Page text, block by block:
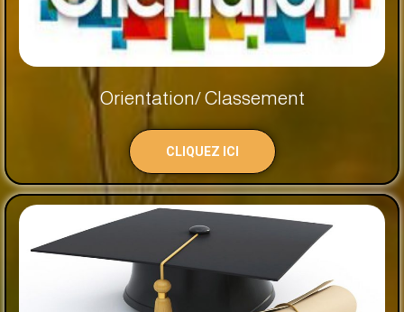
Orientation/ Classement
CLIQUEZ ICI